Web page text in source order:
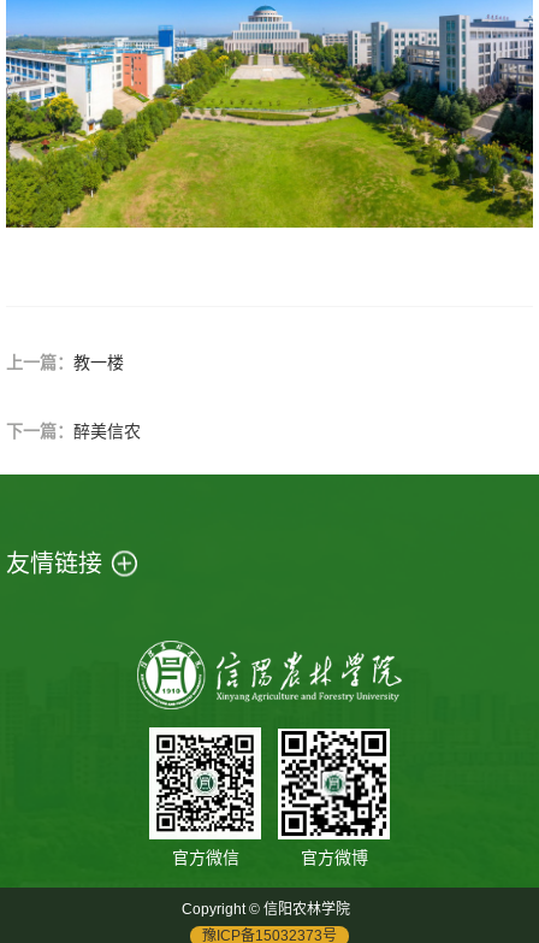
上一篇： 教一楼
下一篇： 醉美信农
友情链接
官方微信 官方微博
Copyright © 信阳农林学院
豫ICP备15032373号